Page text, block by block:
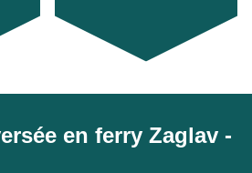
en ferry Zaglav -